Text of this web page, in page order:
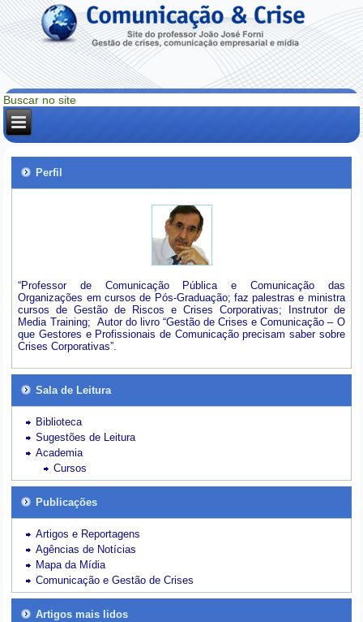
Perfil
“Professor de Comunicação Pública e Comunicação das
Organizações em cursos de Pós-Graduação; faz palestras e ministra
cursos de Gestão de Riscos e Crises Corporativas; Instrutor de
Media Training; Autor do livro “Gestão de Crises e Comunicação – O
que Gestores e Profissionais de Comunicação precisam saber sobre
Crises Corporativas”.
Sala de Leitura
Biblioteca
Sugestões de Leitura
Academia
Cursos
Publicações
Artigos e Reportagens
Agências de Notícias
Mapa da Mídia
Comunicação e Gestão de Crises
Artigos mais lidos